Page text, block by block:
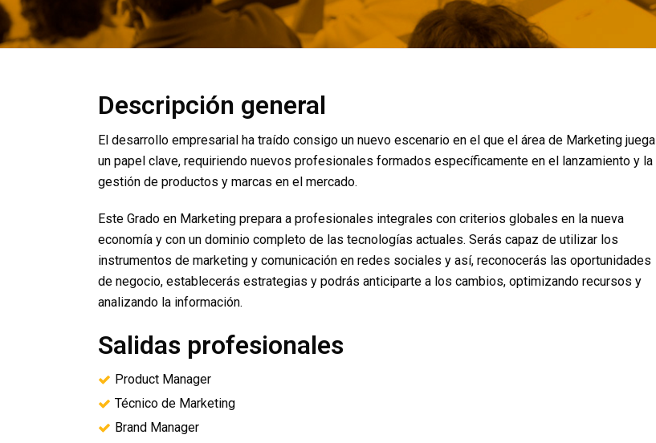
Descripción general
El desarrollo empresarial ha traído consigo un nuevo escenario en el que el área de Marketing juega
un papel clave, requiriendo nuevos profesionales formados específicamente en el lanzamiento y la
gestión de productos y marcas en el mercado.
Este Grado en Marketing prepara a profesionales integrales con criterios globales en la nueva
economía y con un dominio completo de las tecnologías actuales. Serás capaz de utilizar los
instrumentos de marketing y comunicación en redes sociales y así, reconocerás las oportunidades
de negocio, establecerás estrategias y podrás anticiparte a los cambios, optimizando recursos y
analizando la información.
Salidas profesionales
Product Manager
Técnico de Marketing
Brand Manager